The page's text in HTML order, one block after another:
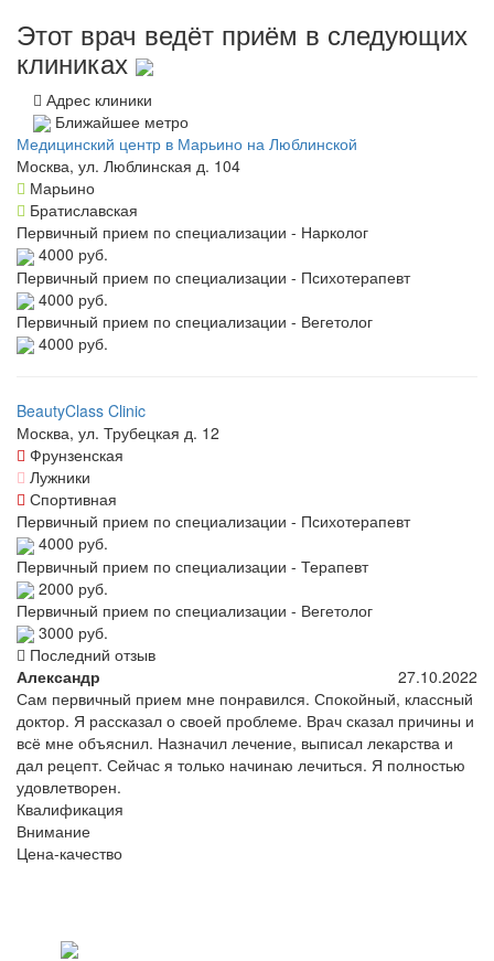
Этот врач ведёт приём в следующих
клиниках
Адрес клиники
Ближайшее метро
Медицинский центр в Марьино на Люблинской
Москва, ул. Люблинская д. 104
Марьино
Братиславская
Первичный прием по специализации - Нарколог
4000 руб.
Первичный прием по специализации - Психотерапевт
4000 руб.
Первичный прием по специализации - Вегетолог
4000 руб.
BeautyClass Clinic
Москва, ул. Трубецкая д. 12
Фрунзенская
Лужники
Спортивная
Первичный прием по специализации - Психотерапевт
4000 руб.
Первичный прием по специализации - Терапевт
2000 руб.
Первичный прием по специализации - Вегетолог
3000 руб.
Последний отзыв
Александр
27.10.2022
Сам первичный прием мне понравился. Спокойный, классный
доктор. Я рассказал о своей проблеме. Врач сказал причины и
всё мне объяснил. Назначил лечение, выписал лекарства и
дал рецепт. Сейчас я только начинаю лечиться. Я полностью
удовлетворен.
Квалификация
Внимание
Цена-качество